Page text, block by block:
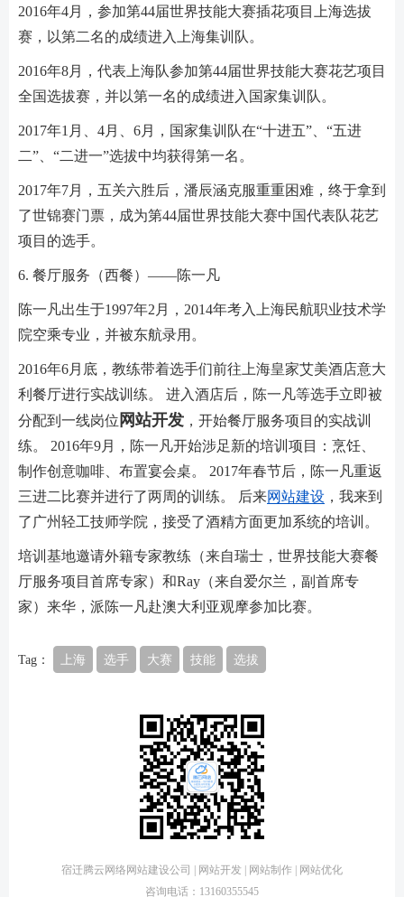
2016年4月，参加第44届世界技能大赛插花项目上海选拔
赛，以第二名的成绩进入上海集训队。
2016年8月，代表上海队参加第44届世界技能大赛花艺项目
全国选拔赛，并以第一名的成绩进入国家集训队。
2017年1月、4月、6月，国家集训队在“十进五”、“五进
二”、“二进一”选拔中均获得第一名。
2017年7月，五关六胜后，潘辰涵克服重重困难，终于拿到
了世锦赛门票，成为第44届世界技能大赛中国代表队花艺
项目的选手。
6. 餐厅服务（西餐）——陈一凡
陈一凡出生于1997年2月，2014年考入上海民航职业技术学
院空乘专业，并被东航录用。
2016年6月底，教练带着选手们前往上海皇家艾美酒店意大
利餐厅进行实战训练。 进入酒店后，陈一凡等选手立即被
分配到一线岗位 网站开发 ，开始餐厅服务项目的实战训
练。 2016年9月，陈一凡开始涉足新的培训项目：烹饪、
制作创意咖啡、布置宴会桌。 2017年春节后，陈一凡重返
三进二比赛并进行了两周的训练。 后来网站建设 ，我来到
了广州轻工技师学院，接受了酒精方面更加系统的培训。
培训基地邀请外籍专家教练（来自瑞士，世界技能大赛餐
厅服务项目首席专家）和Ray（来自爱尔兰，副首席专
家）来华，派陈一凡赴澳大利亚观摩参加比赛。
Tag： 上海 选手 大赛 技能 选拔
宿迁腾云网络网站建设公司 | 网站开发 | 网站制作 | 网站优化
咨询电话：13160355545